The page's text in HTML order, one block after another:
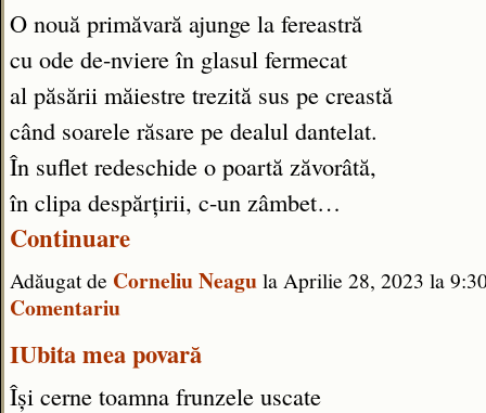
O nouă primăvară ajunge la fereastră
cu ode de-nviere în glasul fermecat
al păsării măiestre trezită sus pe creastă
când soarele răsare pe dealul dantelat.
În suflet redeschide o poartă zăvorâtă,
în clipa despărțirii, c-un zâmbet…
Continuare
Adăugat de Corneliu Neagula Aprilie 28, 2023 la
Comentariu
IUbita mea povară
Își cerne toamna frunzele uscate